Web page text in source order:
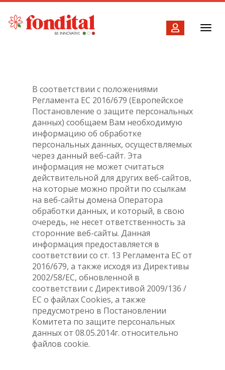
В соответствии с положениями
Регламента ЕС 2016/679 (Европейское
Постановление о защите персональных
данных) сообщаем Вам необходимую
информацию об обработке
персональных данных, осуществляемых
через данный веб-сайт. Эта
информация не может считаться
действительной для других веб-сайтов,
на которые можно пройти по ссылкам
на веб-сайты домена Оператора
обработки данных, и который, в свою
очередь, не несет ответственность за
сторонние веб-сайты. Данная
информация предоставляется в
соответствии со ст. 13 Регламента ЕС от
2016/679, а также исходя из Директивы
2002/58/ЕС, обновленной в
соответствии с Директивой 2009/136 /
ЕС о файлах Cookies, а также
предусмотрено в Постановлении
Комитета по защите персональных
данных от 08.05.2014г. относительно
файлов cookie.